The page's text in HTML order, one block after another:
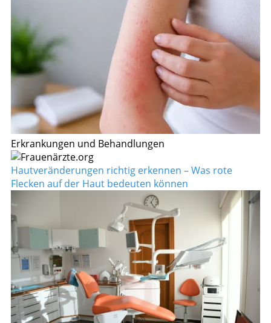
Erkrankungen und Behandlungen
Hautveränderungen richtig erkennen – Was rote
Flecken auf der Haut bedeuten können